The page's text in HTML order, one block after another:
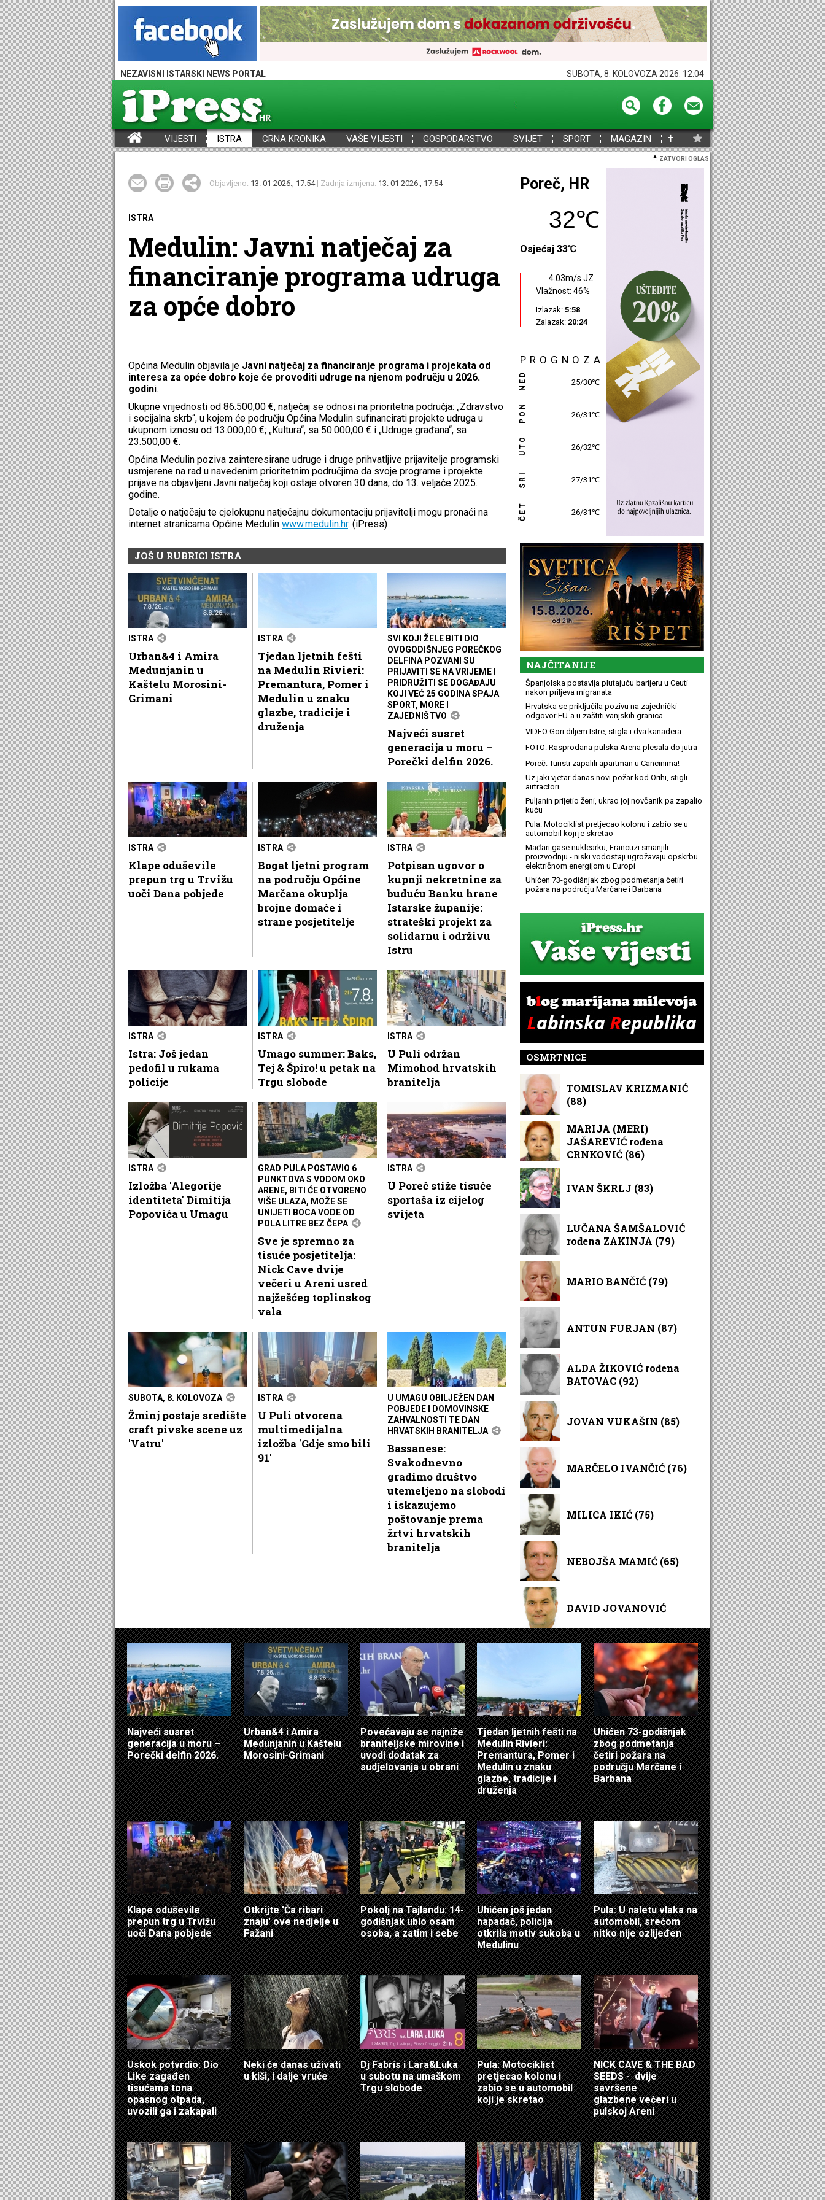
NEZAVISNI ISTARSKI NEWS PORTAL SUBOTA, 8. KOLOVOZA 2026. 12:04
VIJESTI ISTRA CRNA KRONIKA VAŠE VIJESTI GOSPODARSTVO SVIJET SPORT MAGAZIN †
ZATVORI OGLAS
Objavljeno: 13. 01 2026., 17:54| Zadnja izmjena: 13. 01 2026., 17:54
ISTRA
Medulin: Javni natječaj za
financiranje programa udruga
za opće dobro
Općina Medulin objavila je Javni natječaj za financiranje programa i projekata od
interesa za opće dobro koje će provoditi udruge na njenom području u 2026.
godini.
Ukupne vrijednosti od 86.500,00 €, natječaj se odnosi na prioritetna područja: „Zdravstvo
i socijalna skrb“, u kojem će području Općina Medulin sufinancirati projekte udruga u
ukupnom iznosu od 13.000,00 €; „Kultura“, sa 50.000,00 € i „Udruge građana“, sa
23.500,00 €.
Općina Medulin poziva zainteresirane udruge i druge prihvatljive prijavitelje programski
usmjerene na rad u navedenim prioritetnim područjima da svoje programe i projekte
prijave na objavljeni Javni natječaj koji ostaje otvoren 30 dana, do 13. veljače 2025.
godine.
Detalje o natječaju te cjelokupnu natječajnu dokumentaciju prijavitelji mogu pronaći na
internet stranicama Općine Medulin www.medulin.hr. (iPress)
JOŠ U RUBRICI ISTRA
ISTRA
Urban&4 i Amira
Medunjanin u
Kaštelu Morosini-
Grimani
ISTRA
Tjedan ljetnih fešti
na Medulin Rivieri:
Premantura, Pomer i
Medulin u znaku
glazbe, tradicije i
druženja
SVI KOJI ŽELE BITI DIO
OVOGODIŠNJEG POREČKOG
DELFINA POZVANI SU
PRIJAVITI SE NA VRIJEME I
PRIDRUŽITI SE DOGAĐAJU
KOJI VEĆ 25 GODINA SPAJA
SPORT, MORE I
ZAJEDNIŠTVO
Najveći susret
generacija u moru –
Porečki delfin 2026.
ISTRA
Klape oduševile
prepun trg u Trvižu
uoči Dana pobjede
ISTRA
Bogat ljetni program
na području Općine
Marčana okuplja
brojne domaće i
strane posjetitelje
ISTRA
Potpisan ugovor o
kupnji nekretnine za
buduću Banku hrane
Istarske županije:
strateški projekt za
solidarnu i održivu
Istru
ISTRA
Istra: Još jedan
pedofil u rukama
policije
ISTRA
Umago summer: Baks,
Tej & Špiro! u petak na
Trgu slobode
ISTRA
U Puli održan
Mimohod hrvatskih
branitelja
ISTRA
Izložba 'Alegorije
identiteta' Dimitija
Popovića u Umagu
GRAD PULA POSTAVIO 6
PUNKTOVA S VODOM OKO
ARENE, BITI ĆE OTVORENO
VIŠE ULAZA, MOŽE SE
UNIJETI BOCA VODE OD
POLA LITRE BEZ ČEPA
Sve je spremno za
tisuće posjetitelja:
Nick Cave dvije
večeri u Areni usred
najžešćeg toplinskog
vala
ISTRA
U Poreč stiže tisuće
sportaša iz cijelog
svijeta
SUBOTA, 8. KOLOVOZA
Žminj postaje središte
craft pivske scene uz
'Vatru'
ISTRA
U Puli otvorena
multimedijalna
izložba 'Gdje smo bili
91'
U UMAGU OBILJEŽEN DAN
POBJEDE I DOMOVINSKE
ZAHVALNOSTI TE DAN
HRVATSKIH BRANITELJA
Bassanese:
Svakodnevno
gradimo društvo
utemeljeno na slobodi
i iskazujemo
poštovanje prema
žrtvi hrvatskih
branitelja
Poreč, HR
32℃
Osjećaj 33℃
4.03m/s JZ
Vlažnost: 46%
Izlazak: 5:58
Zalazak: 20:24
PROGNOZA
NED 25/30℃
PON 26/31℃
UTO 26/32℃
SRI 27/31℃
ČET 26/31℃
NAJČITANIJE
Španjolska postavlja plutajuću barijeru u Ceuti
nakon priljeva migranata
Hrvatska se priključila pozivu na zajednički
odgovor EU-a u zaštiti vanjskih granica
VIDEO Gori diljem Istre, stigla i dva kanadera
FOTO: Rasprodana pulska Arena plesala do jutra
Poreč: Turisti zapalili apartman u Cancinima!
Uz jaki vjetar danas novi požar kod Orihi, stigli
airtractori
Puljanin prijetio ženi, ukrao joj novčanik pa zapalio
kuću
Pula: Motociklist pretjecao kolonu i zabio se u
automobil koji je skretao
Mađari gase nuklearku, Francuzi smanjili
proizvodnju - niski vodostaji ugrožavaju opskrbu
električnom energijom u Europi
Uhićen 73-godišnjak zbog podmetanja četiri
požara na području Marčane i Barbana
OSMRTNICE
TOMISLAV KRIZMANIĆ
(88)
MARIJA (MERI)
JAŠAREVIĆ rođena
CRNKOVIĆ (86)
IVAN ŠKRLJ (83)
LUČANA ŠAMŠALOVIĆ
rođena ZAKINJA (79)
MARIO BANČIĆ (79)
ANTUN FURJAN (87)
ALDA ŽIKOVIĆ rođena
BATOVAC (92)
JOVAN VUKAŠIN (85)
MARČELO IVANČIĆ (76)
MILICA IKIĆ (75)
NEBOJŠA MAMIĆ (65)
DAVID JOVANOVIĆ
Najveći susret
generacija u moru –
Porečki delfin 2026.
Urban&4 i Amira
Medunjanin u Kaštelu
Morosini-Grimani
Povećavaju se najniže
braniteljske mirovine i
uvodi dodatak za
sudjelovanja u obrani
Tjedan ljetnih fešti na
Medulin Rivieri:
Premantura, Pomer i
Medulin u znaku
glazbe, tradicije i
druženja
Uhićen 73-godišnjak
zbog podmetanja
četiri požara na
području Marčane i
Barbana
Klape oduševile
prepun trg u Trvižu
uoči Dana pobjede
Otkrijte 'Ča ribari
znaju' ove nedjelje u
Fažani
Pokolj na Tajlandu: 14-
godišnjak ubio osam
osoba, a zatim i sebe
Uhićen još jedan
napadač, policija
otkrila motiv sukoba u
Medulinu
Pula: U naletu vlaka na
automobil, srećom
nitko nije ozlijeđen
Uskok potvrdio: Dio
Like zagađen
tisućama tona
opasnog otpada,
uvozili ga i zakapali
Neki će danas uživati
u kiši, i dalje vruće
Dj Fabris i Lara&Luka
u subotu na umaškom
Trgu slobode
Pula: Motociklist
pretjecao kolonu i
zabio se u automobil
koji je skretao
NICK CAVE & THE BAD
SEEDS - dvije
savršene
glazbene večeri u
pulskoj Areni